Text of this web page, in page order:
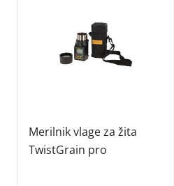
Merilnik vlage za žita
TwistGrain pro